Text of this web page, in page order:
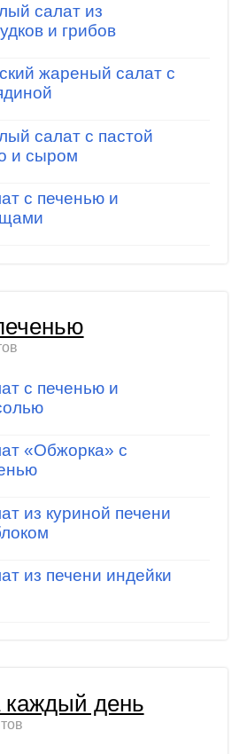
салат из
и грибов
жареный салат с
салат с пастой
и сыром
с печенью и
с печенью и
«Обжорка» с
из куриной печени
из печени индейки
день